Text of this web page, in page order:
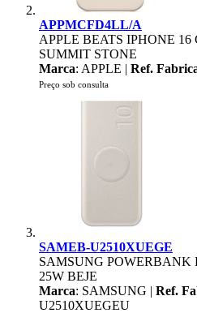
APPMCFD4LL/A
APPLE BEATS IPHONE
SUMMIT STONE
Marca: APPLE | Ref.
Preço sob consulta
SAMEB-U2510XUEGE
SAMSUNG POWERBANK
25W BEJE
Marca: SAMSUNG | Ref.
U2510XUEGEU